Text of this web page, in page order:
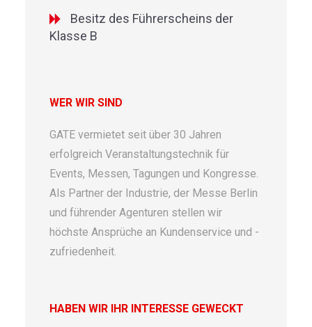
Besitz des Führerscheins der
Klasse B
WER WIR SIND
GATE vermietet seit über 30 Jahren
erfolgreich Veranstaltungstechnik für
Events, Messen, Tagungen und Kongresse.
Als Partner der Industrie, der Messe Berlin
und führender Agenturen stellen wir
höchste Ansprüche an Kundenservice und -
zufriedenheit.
HABEN WIR IHR INTERESSE GEWECKT